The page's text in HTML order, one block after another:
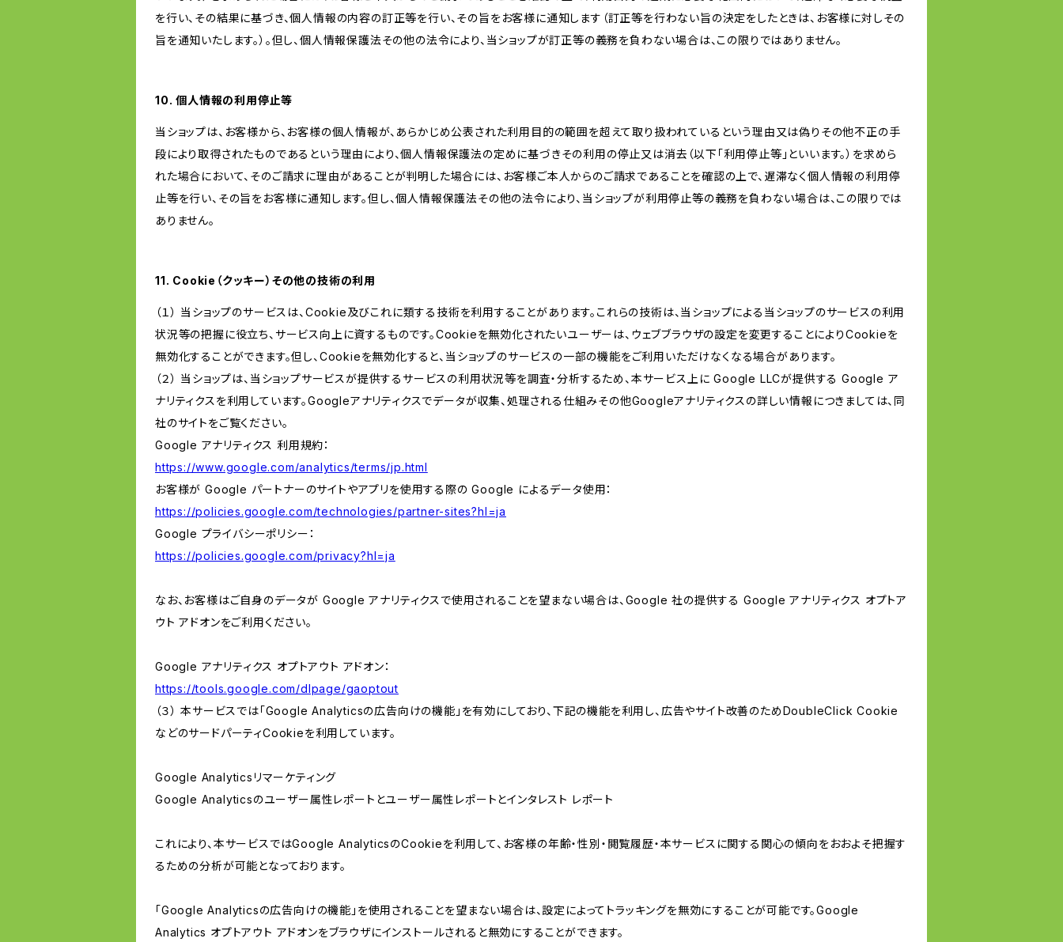
を行い、その結果に基づき、個人情報の内容の訂正等を行い、その旨をお客様に通知します（訂正等を行わない旨の決定をしたときは、お客様に対しその
旨を通知いたします。）。但し、個人情報保護法その他の法令により、当ショップが訂正等の義務を負わない場合は、この限りではありません。
10. 個人情報の利用停止等
当ショップは、お客様から、お客様の個人情報が、あらかじめ公表された利用目的の範囲を超えて取り扱われているという理由又は偽りその他不正の手
段により取得されたものであるという理由により、個人情報保護法の定めに基づきその利用の停止又は消去（以下「利用停止等」といいます。）を求めら
れた場合において、そのご請求に理由があることが判明した場合には、お客様ご本人からのご請求であることを確認の上で、遅滞なく個人情報の利用停
止等を行い、その旨をお客様に通知します。但し、個人情報保護法その他の法令により、当ショップが利用停止等の義務を負わない場合は、この限りでは
ありません。
11. Cookie（クッキー）その他の技術の利用
（１） 当ショップのサービスは、Cookie及びこれに類する技術を利用することがあります。これらの技術は、当ショップによる当ショップのサービスの利用
状況等の把握に役立ち、サービス向上に資するものです。Cookieを無効化されたいユーザーは、ウェブブラウザの設定を変更することによりCookieを
無効化することができます。但し、Cookieを無効化すると、当ショップのサービスの一部の機能をご利用いただけなくなる場合があります。
（２） 当ショップは、当ショップサービスが提供するサービスの利用状況等を調査・分析するため、本サービス上に Google LLCが提供する Google ア
ナリティクスを利用しています。Googleアナリティクスでデータが収集、処理される仕組みその他Googleアナリティクスの詳しい情報につきましては、同
社のサイトをご覧ください。
Google アナリティクス 利用規約：
https://www.google.com/analytics/terms/jp.html
お客様が Google パートナーのサイトやアプリを使用する際の Google によるデータ使用：
https://policies.google.com/technologies/partner-sites?hl=ja
Google プライバシーポリシー：
https://policies.google.com/privacy?hl=ja
なお、お客様はご自身のデータが Google アナリティクスで使用されることを望まない場合は、Google 社の提供する Google アナリティクス オプトア
ウト アドオンをご利用ください。
Google アナリティクス オプトアウト アドオン：
https://tools.google.com/dlpage/gaoptout
（３） 本サービスでは「Google Analyticsの広告向けの機能」を有効にしており、下記の機能を利用し、広告やサイト改善のためDoubleClick Cookie
などのサードパーティCookieを利用しています。
Google Analyticsリマーケティング
Google Analyticsのユーザー属性レポートとユーザー属性レポートとインタレスト レポート
これにより、本サービスではGoogle AnalyticsのCookieを利用して、お客様の年齢・性別・閲覧履歴・本サービスに関する関心の傾向をおおよそ把握す
るための分析が可能となっております。
「Google Analyticsの広告向けの機能」を使用されることを望まない場合は、設定によってトラッキングを無効にすることが可能です。Google
Analytics オプトアウト アドオンをブラウザにインストールされると無効にすることができます。